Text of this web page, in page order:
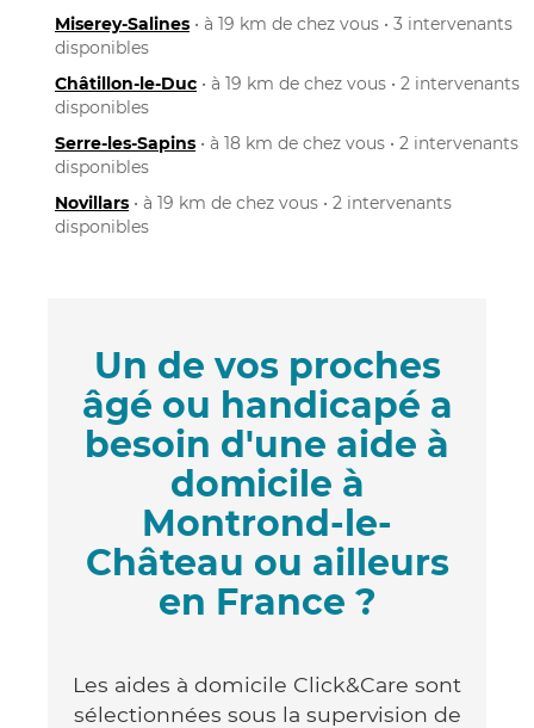
Miserey-Salines • à 19 km de chez vous • 3 intervenants
disponibles
Châtillon-le-Duc • à 19 km de chez vous • 2 intervenants
disponibles
Serre-les-Sapins • à 18 km de chez vous • 2 intervenants
disponibles
Novillars • à 19 km de chez vous • 2 intervenants
disponibles
Un de vos proches
âgé ou handicapé a
besoin d'une aide à
domicile à
Montrond-le-
Château ou ailleurs
en France ?
Les aides à domicile Click&Care sont
sélectionnées sous la supervision de